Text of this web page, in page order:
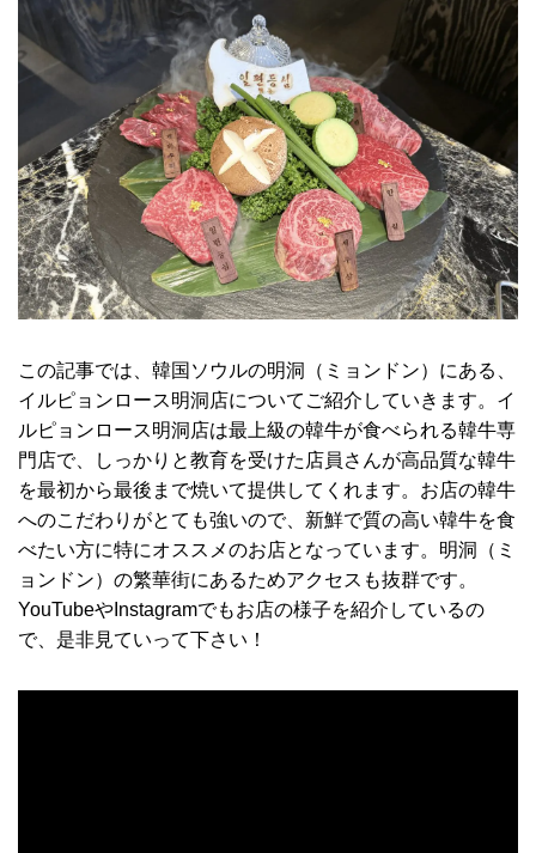
この記事では、韓国ソウルの明洞（ミョンドン）にある、
イルピョンロース明洞店についてご紹介していきます。イ
ルピョンロース明洞店は最上級の韓牛が食べられる韓牛専
門店で、しっかりと教育を受けた店員さんが高品質な韓牛
を最初から最後まで焼いて提供してくれます。お店の韓牛
へのこだわりがとても強いので、新鮮で質の高い韓牛を食
べたい方に特にオススメのお店となっています。明洞（ミ
ョンドン）の繁華街にあるためアクセスも抜群です。
YouTubeやInstagramでもお店の様子を紹介しているの
で、是非見ていって下さい！